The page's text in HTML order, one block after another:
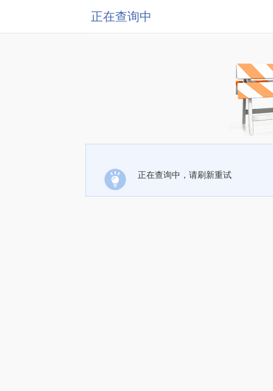
正在查询中
正在查询中，请刷新重试